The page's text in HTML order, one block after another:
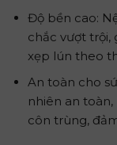
Độ bền cao:
chắc vượt trội,
xẹp lún theo
An toàn cho
nhiên an
côn trùng,